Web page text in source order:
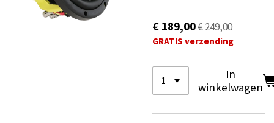
€ 189,00€ 249,00
GRATIS verzending
In
winkelwagen